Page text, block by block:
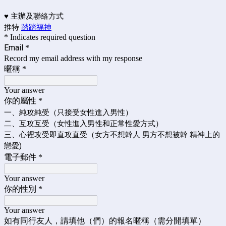
♥ 主辦及聯絡方式
推特 踏踏福神
* Indicates required question
Email *
Record my email address with my response
暱稱 *
Your answer
你的屬性 *
一、純攻純受（只接受女性進入男性）
二、互攻互受（女性進入男性和正常性愛方式）
三、心裡攻受即直攻直受（女方不想幹人 男方不想被幹 精神上的
戀愛)
電子郵件 *
Your answer
你的性別 *
Your answer
如有同行友人，請填他（們）的報名暱稱（需分開填單）